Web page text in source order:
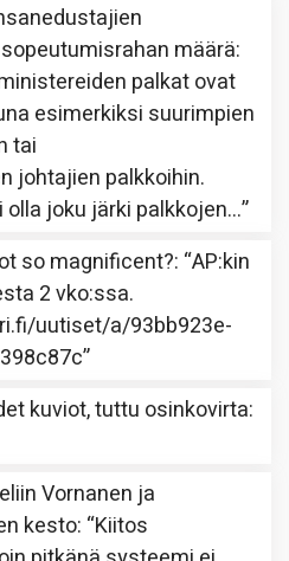
määrä:
palkat ovat
esimerkiksi suurimpien
tai
johtajien palkkoihin.
joku järki palkkojen…”
so magnificent?: “AP:kin
2 vko:ssa.
uutiset/a/93bb923e-
”
kuviot, tuttu osinkovirta:
Vornanen ja
kesto: “Kiitos